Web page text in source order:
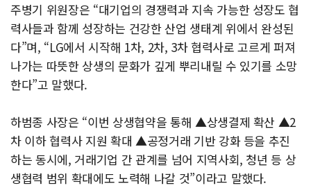
주병기 위원장은 “대기업의 경쟁력과 지속 가능한 성장도 협
력사들과 함께 성장하는 건강한 산업 생태계 위에서 완성된
다”며, “LG에서 시작해 1차, 2차, 3차 협력사로 고르게 퍼져
나가는 따뜻한 상생의 문화가 깊게 뿌리내릴 수 있기를 소망
한다”고 말했다.
하범종 사장은 “이번 상생협약을 통해 ▲상생결제 확산 ▲2
차 이하 협력사 지원 확대 ▲공정거래 기반 강화 등을 추진
하는 동시에, 거래기업 간 관계를 넘어 지역사회, 청년 등 상
생협력 범위 확대에도 노력해 나갈 것”이라고 말했다.